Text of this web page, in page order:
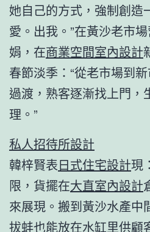
她自己的方式，強制創造
愛。出我。”在黃沙老市
娟，在商業空間室內設計
春節淡季：“從老市場到
過渡，熟客逐漸找上門，
理。”
私人招待所設計
韓梓賢表日式住宅設計現
限，貨擺在大直室內設計
來展現。搬到黃沙水產中
拔蚌也能放在水缸里供顧